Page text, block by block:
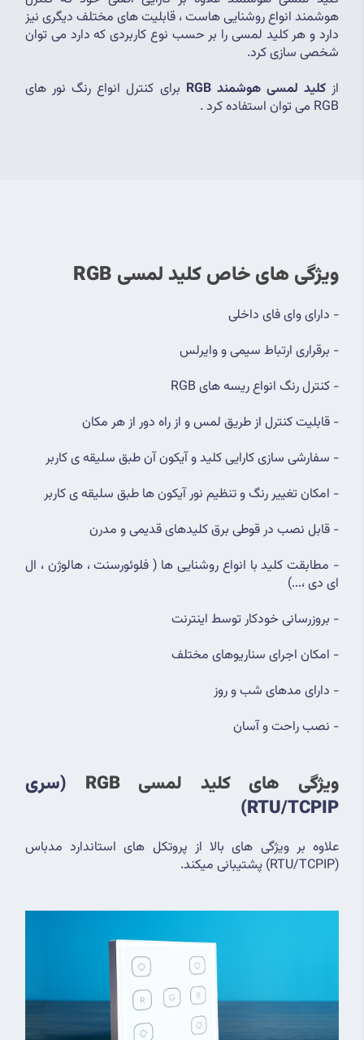
شخصی سازی کرد.
از کلید لمسی هوشمند RGB
RGB می توان استفاده کرد .
ویژگی های خاص کلید لمسی RGB
- دارای وای فای داخلی
- برقراری ارتباط سیمی و وایرلس
- کنترل رنگ انواع ریسه های RGB
- قابلیت کنترل از طریق لمس و از راه دور از هر مکان
- سفارشی سازی کارایی کلید و آیکون آن طبق سلیقه ی کاربر
- امکان تغییر رنگ و تنظیم نور آیکون ها طبق سلیقه ی کاربر
- قابل نصب در قوطی برق کلیدهای قدیمی و مدرن
ای دی ،...)
- بروزرسانی خودکار توسط اینترنت
- امکان اجرای سناریوهای مختلف
- دارای مدهای شب و روز
- نصب راحت و آسان
ویژگی های کلید لمسی RGB
RTU/TCPIP)
(RTU/TCPIP) پشتیبانی میکند.